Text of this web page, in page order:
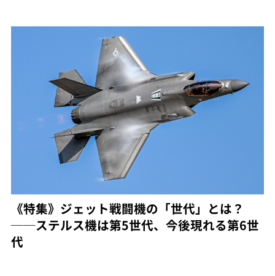
《特集》ジェット戦闘機の「世代」とは？
──ステルス機は第5世代、今後現れる第6世
代